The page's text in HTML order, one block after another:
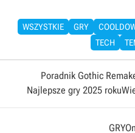
WSZYSTKIE GRY
TECH
Poradnik Gothic
Najlepsze gry 2025 roku